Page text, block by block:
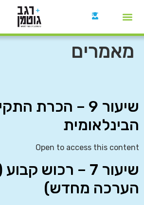
מאמרים
שיעור 9 – הכרת
הבינלאומית
Open to access this content
שיעור 7 – רכוש
הערכה מחדש)